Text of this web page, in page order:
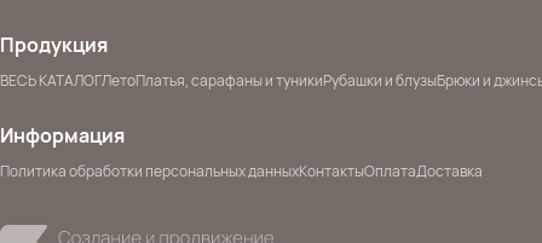
Продукция
ВЕСЬ КАТАЛОГЛетоПлатья, сарафаны и туникиРубашки и блузыБрюки и
Информация
Политика обработки персональных данныхКонтактыОплатаДоставка